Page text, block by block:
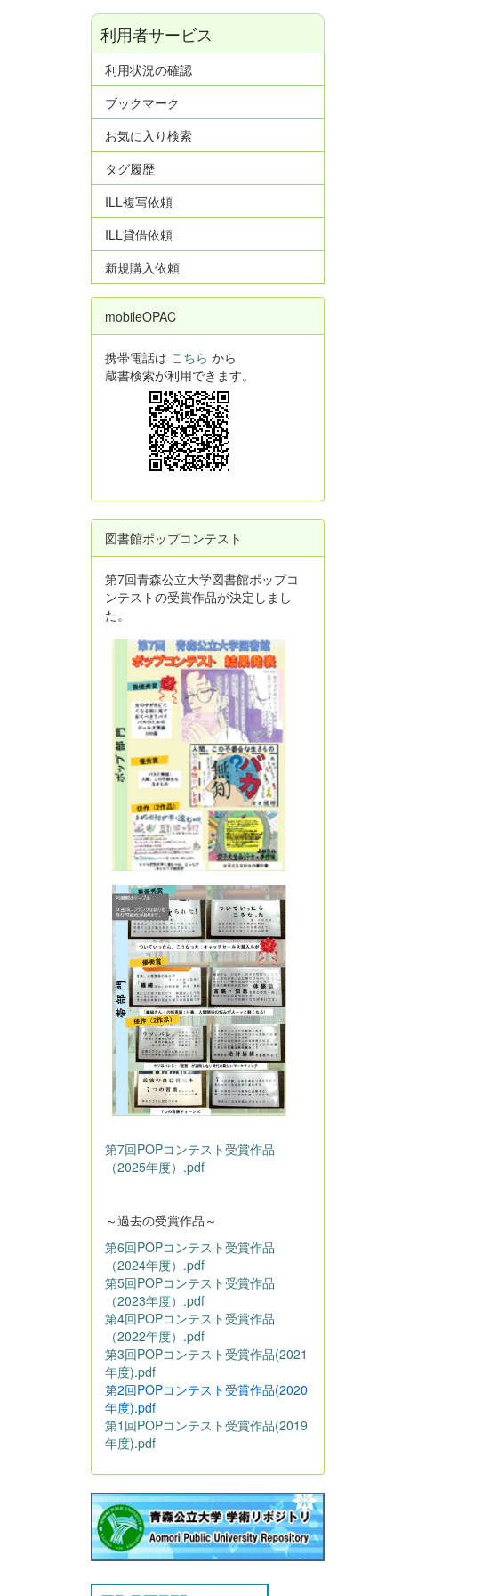
利用者サービス
利用状況の確認
ブックマーク
お気に入り検索
タグ履歴
ILL複写依頼
ILL貸借依頼
新規購入依頼
mobileOPAC
携帯電話は こちら から
蔵書検索が利用できます。
図書館ポップコンテスト
第7回青森公立大学図書館ポップコ
ンテストの受賞作品が決定しまし
た。
第7回POPコンテスト受賞作品
（2025年度）.pdf
～過去の受賞作品～
第6回POPコンテスト受賞作品
（2024年度）.pdf
第5回POPコンテスト受賞作品
（2023年度）.pdf
第4回POPコンテスト受賞作品
（2022年度）.pdf
第3回POPコンテスト受賞作品(2021
年度).pdf
第2回POPコンテスト受賞作品(2020
年度).pdf
第1回POPコンテスト受賞作品(2019
年度).pdf